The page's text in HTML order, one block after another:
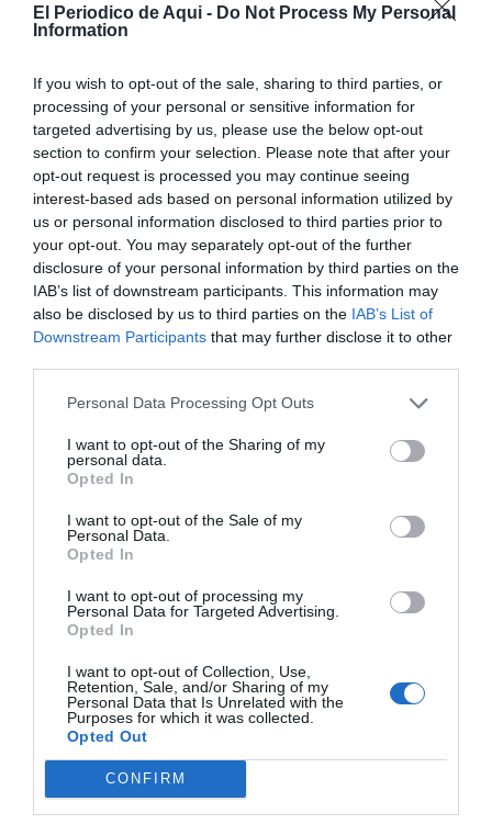
El Periodico de Aqui - Do Not Process My Personal
Information
If you wish to opt-out of the sale, sharing to third parties, or
processing of your personal or sensitive information for
targeted advertising by us, please use the below opt-out
section to confirm your selection. Please note that after your
opt-out request is processed you may continue seeing
interest-based ads based on personal information utilized by
us or personal information disclosed to third parties prior to
your opt-out. You may separately opt-out of the further
disclosure of your personal information by third parties on the
IAB’s list of downstream participants. This information may
also be disclosed by us to third parties on the IAB’s List of
Downstream Participants that may further disclose it to other
Personal Data Processing Opt Outs
I want to opt-out of the Sharing of my
personal data.
Opted In
I want to opt-out of the Sale of my
Personal Data.
Opted In
I want to opt-out of processing my
Personal Data for Targeted Advertising.
Opted In
I want to opt-out of Collection, Use,
Retention, Sale, and/or Sharing of my
Personal Data that Is Unrelated with the
Purposes for which it was collected.
Opted Out
CONFIRM
Un modelo con casi cuarenta años de
trabajo
El director general de Cesal,
explicado que Foc i Cor resume la forma de trabajar